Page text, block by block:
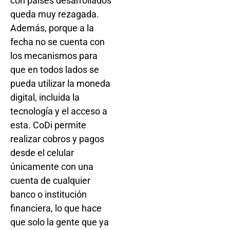
queda muy rezagada.
Además, porque a la
fecha no se cuenta con
los mecanismos para
que en todos lados se
pueda utilizar la moneda
digital, incluida la
tecnología y el acceso a
esta. CoDi permite
realizar cobros y pagos
desde el celular
únicamente con una
cuenta de cualquier
banco o institución
financiera, lo que hace
que solo la gente que ya